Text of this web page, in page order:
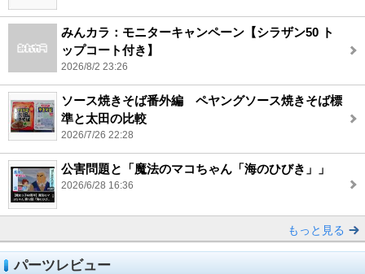
みんカラ：モニターキャンペーン【シラザン50 ト
ップコート付き】
2026/8/2 23:26
ソース焼きそば番外編 ペヤングソース焼きそば標
準と太田の比較
2026/7/26 22:28
公害問題と「魔法のマコちゃん「海のひびき」」
2026/6/28 16:36
もっと見る
パーツレビュー